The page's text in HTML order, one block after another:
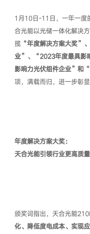
1月10日-11日，一年一
合光能以光储一体化解决
揽“年度解决方案大奖”
业”、“2023年度最具影
影响力光伏组件企业”和
项，满载而归，进一步彰
年度解决方案大奖：
天合光能引领行业更高质
颁奖词指出，天合光能
化、降低度电成本、实现